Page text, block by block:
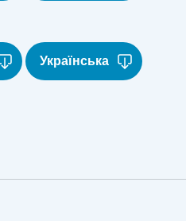
Українська